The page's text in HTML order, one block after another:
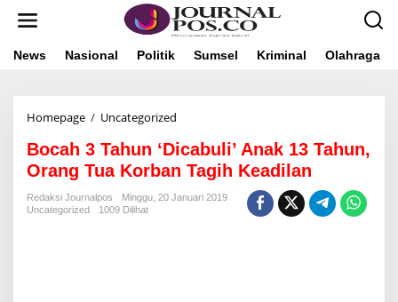
News Nasional Politik Sumsel Kriminal Olahraga
Homepage / Uncategorized
c
a
h
3
Bocah 3 Tahun ‘Dicabuli’ Anak 13 Tahun,
Orang Tua Korban Tagih Keadilan
Redaksi Journalpos
Minggu, 20 Januari 2019
Uncategorized
1009 Dilihat